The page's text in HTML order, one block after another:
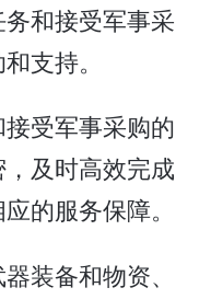
和接受军事采
支持。
受军事采购的
及时高效完成
的服务保障。
装备和物资、